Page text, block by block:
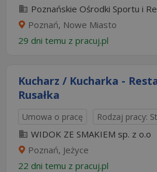
Poznańskie Ośrodki Sportu i
Poznań, Nowe Miasto
29 dni temu z pracuj.pl
Kucharz / Kucharka -
Rusałka
Umowa o pracę Rodzaj pracy:
WIDOK ZE SMAKIEM sp. z o.o
Poznań, Jeżyce
22 dni temu z pracuj.pl